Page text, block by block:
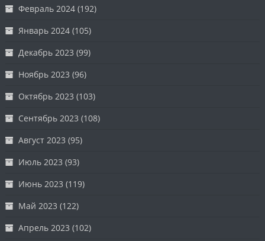
Февраль 2024 (192)
Январь 2024 (105)
Декабрь 2023 (99)
Ноябрь 2023 (96)
Октябрь 2023 (103)
Сентябрь 2023 (108)
Август 2023 (95)
Июль 2023 (93)
Июнь 2023 (119)
Май 2023 (122)
Апрель 2023 (102)